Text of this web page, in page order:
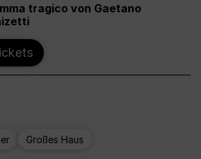
tragico von Gaetano
Großes Haus